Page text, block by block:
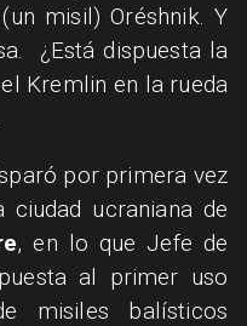
misil) Oréshnik. Y
¿Está dispuesta la
Kremlin en la rueda
por primera vez
ucraniana de
, en lo que Jefe de
al primer uso
misiles balísticos